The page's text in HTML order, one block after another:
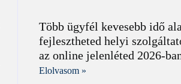
Több ügyfél kevesebb idő
fejlesztheted helyi
az online jelenléted 2026-
Elolvasom »